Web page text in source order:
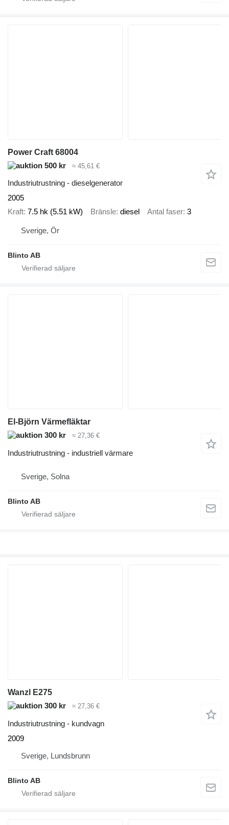
Power Craft 68004
500 kr
≈ 45,61 €
Industriutrustning - dieselgenerator
2005
Kraft 7.5 hk (5.51 kW) Bränsle diesel Antal faser 3
Sverige, Ör
Blinto AB
El-Björn Värmefläktar
300 kr
≈ 27,36 €
Industriutrustning - industriell värmare
Sverige, Solna
Blinto AB
Wanzl E275
300 kr
≈ 27,36 €
Industriutrustning - kundvagn
2009
Sverige, Lundsbrunn
Blinto AB